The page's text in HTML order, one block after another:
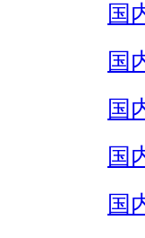
国
国
国
国
国